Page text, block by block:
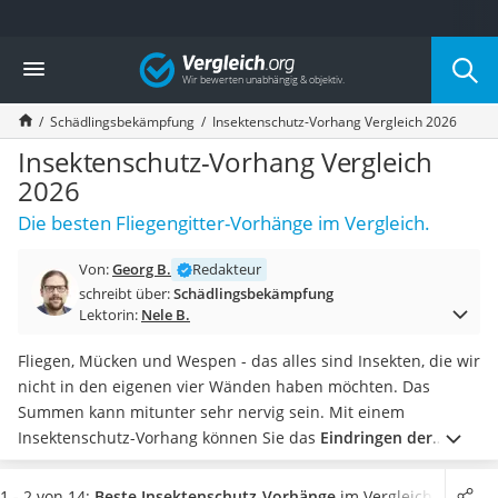
Die beliebtesten Vergleiche nach Kategorie
Baumarkt
Tresor feuerfest
Makita-Akku-Rasenmäher
Kappsäge
Smartes Türschloss
Akku-Rasentrimmer
Feuchtigkeitsmessgerät
Split-Klimaanlage 2 Innengeräte
Pelletofen
Bohrmaschine
Tiefbrunnenpumpe
Fliesenschneider
Hochdruckreiniger
Doppelschleifer
Überwachungskamera
Benzinrasenmäher mit Elektrostart
Vergleich
Schädlingsbekämpfung Insektenschutz-Vorhang Vergleich 2026
Insektenschutz-Vorhang Vergleich
2026
Die besten Fliegengitter-Vorhänge im Vergleich.
Von:Georg B.
Redakteur
schreibt über:Schädlingsbekämpfung
Lektorin: Nele B.
Fliegen, Mücken und Wespen - das alles sind Insekten, die wir
nicht in den eigenen vier Wänden haben möchten. Das
Summen kann mitunter sehr nervig sein. Mit einem
Insektenschutz-Vorhang können Sie das Eindringen der
Insekten in das Wohn- und Schlafzimmer verhindern. Viele
Insektenschutz-Vorhang-Tests im Internet zeigen, dass Holz